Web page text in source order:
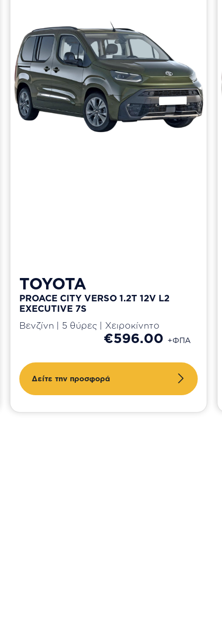
TOYOTA
PROACE CITY VERSO 1.2T 12V L2
EXECUTIVE 7S
Βενζίνη | 5 θύρες | Χειροκίνητο
€596.00 +ΦΠΑ
Δείτε την προσφορά